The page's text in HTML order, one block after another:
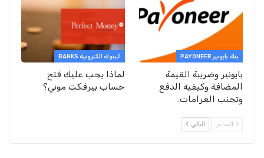
بنك بايونير PAYONEER
بايونير وضريبة القيمة
المضافة وكيفية الدفع
وتجنب الغرامات.
البنوك الكترونية BANKS
لماذا يجب عليك فتح
حساب بيرفكت موني؟
السابق التالي